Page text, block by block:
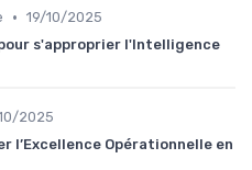
• 19/10/2025
s'approprier l'Intelligence
2025
l’Excellence Opérationnelle en